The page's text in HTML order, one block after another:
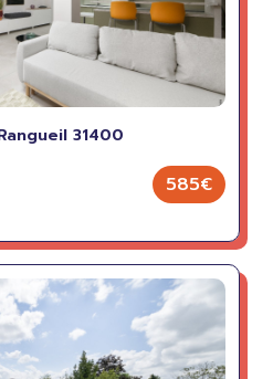
31400
585€